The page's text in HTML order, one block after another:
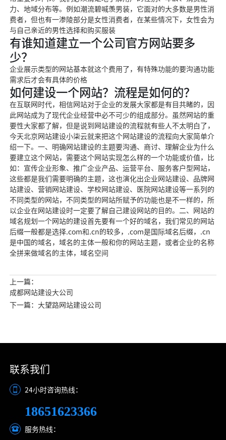
力、地域分布等。例如潮流碧喊羡男装，它面对的大多数是男性消
费者，但也有一渗陵部分是女性消费者，在某些情况下，女性会为
与自己亲近的男性选择和购买服装
有谁知道建立一个公司官方网站要多
少？
企业展示类型的网站基本就这个费用了，有特殊功能的要沟通功能
需求后才会有具体的价格
如何建设一个网站？流程是如何的？
在互联网时代，相信网站对于企业的发展大家都是有目共睹的，因
此网站成为了现代企业经营中必不可少的组成部分。虽然网站的重
要性大家都了解，但是说到网站建设的流程就有些人不太明白了，
今天北京网站建设小柒云就来把这个网站建设的流程向大家简单介
绍一下。一、明确网站建设的主题要沟通、商讨、理解企业为什么
要建立这个网站，需要这个网站实现怎么样的一个功能或价值，比
如：宣传企业形象、推广企业产品、运营平台、服务客户型网站，
这些都是我们需要明确的主题，这也演化出企业网站建设、品牌网
站建设、营销网站建设、学校网站建设、医院网站建设等一系列的
不同类型的网站，不同类型的网站所赋予的功能也是不一样的，所
以企业在网站建设时一定要了解自己建设网站的目的。二、网站的
域名规划一个网站的建设首先要有一个好的域名，我们常见的网站
后缀一般都是选择.com和.cn的较多，.com是国际域名后缀，.cn
是中国的域名，域名的主体一般和你的网站主题，或者企业的名称
全拼来做域名的主体，域名空间
上一篇：
成都网站建设大公司
下一篇：大望路网站建设公司
联系我们
24小时咨询热线：
18651623366
服务热线：